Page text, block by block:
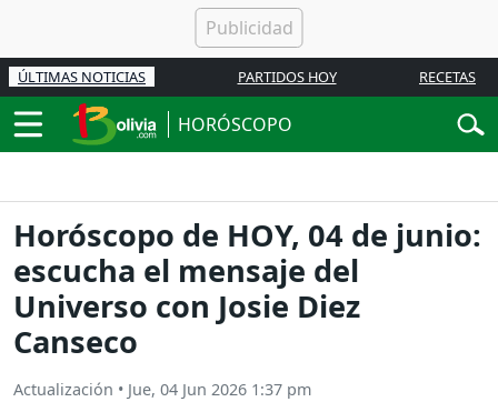
ÚLTIMAS NOTICIAS PARTIDOS HOY RECETAS
HORÓSCOPO
Horóscopo de HOY, 04 de junio:
escucha el mensaje del
Universo con Josie Diez
Canseco
Actualización • Jue, 04 Jun 2026 1:37 pm